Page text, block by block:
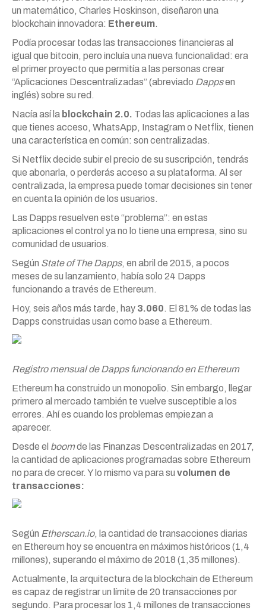
un matemático, Charles Hoskinson, diseñaron una
blockchain innovadora: Ethereum.
Podía procesar todas las transacciones financieras al
igual que bitcoin, pero incluía una nueva funcionalidad: era
el primer proyecto que permitía a las personas crear
“Aplicaciones Descentralizadas” (abreviado Dappsen
inglés) sobre su red.
Nacía así la blockchain 2.0. Todas las aplicaciones a las
que tienes acceso, WhatsApp, Instagram o Netflix, tienen
una característica en común: son centralizadas.
Si Netflix decide subir el precio de su suscripción, tendrás
que abonarla, o perderás acceso a su plataforma. Al ser
centralizada, la empresa puede tomar decisiones sin tener
en cuenta la opinión de los usuarios.
Las Dapps resuelven este “problema”: en estas
aplicaciones el control ya no lo tiene una empresa, sino su
comunidad de usuarios.
Según State of The Dapps, en abril de 2015, a pocos
meses de su lanzamiento, había solo 24 Dapps
funcionando a través de Ethereum.
Hoy, seis años más tarde, hay 3.060. El 81% de todas las
Dapps construidas usan como base a Ethereum.
Registro mensual de Dapps funcionando en Ethereum
Ethereum ha construido un monopolio. Sin embargo, llegar
primero al mercado también te vuelve susceptible a los
errores. Ahí es cuando los problemas empiezan a
aparecer.
Desde el boomde las Finanzas Descentralizadas en 2017,
la cantidad de aplicaciones programadas sobre Ethereum
no para de crecer. Y lo mismo va para su volumen de
transacciones:
Según Etherscan.io, la cantidad de transacciones diarias
en Ethereum hoy se encuentra en máximos históricos (1,4
millones), superando el máximo de 2018 (1,35 millones).
Actualmente, la arquitectura de la blockchain de Ethereum
es capaz de registrar un límite de 20 transacciones por
segundo. Para procesar los 1,4 millones de transacciones